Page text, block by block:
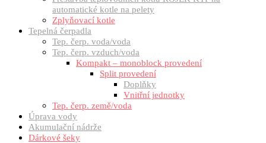
automatické kotle na pelety
Zplyňovací kotle
Tepelná čerpadla
Tep. čerp. voda/voda
Tep. čerp. vzduch/voda
Kompakt – monoblock provedení
Split provedení
Doplňky
Vnitřní jednotky
Tep. čerp. země/voda
Úprava vody
Akumulační nádrže
Dárkové šeky